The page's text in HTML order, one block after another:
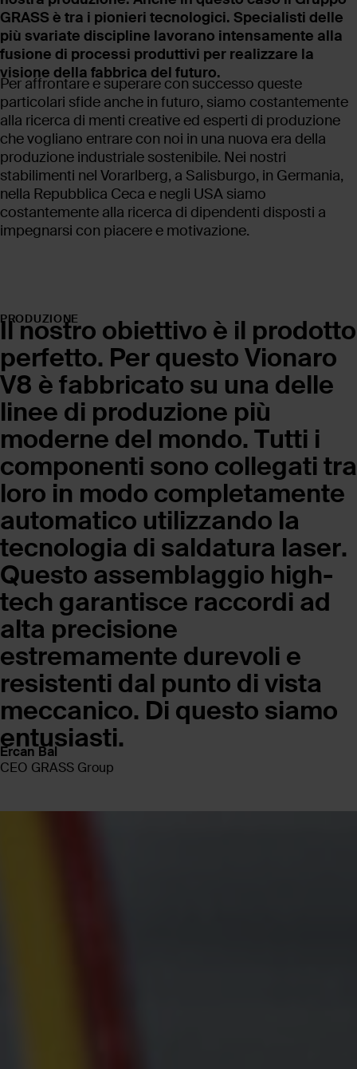
GRASS è tra i pionieri tecnologici. Specialisti delle
più svariate discipline lavorano intensamente alla
fusione di processi produttivi per realizzare la
visione della fabbrica del futuro.
Per affrontare e superare con successo queste
particolari sfide anche in futuro, siamo costantemente
alla ricerca di menti creative ed esperti di produzione
che vogliano entrare con noi in una nuova era della
produzione industriale sostenibile. Nei nostri
stabilimenti nel Vorarlberg, a Salisburgo, in Germania,
nella Repubblica Ceca e negli USA siamo
costantemente alla ricerca di dipendenti disposti a
impegnarsi con piacere e motivazione.
PRODUZIONE
Il nostro obiettivo è il prodotto
perfetto. Per questo Vionaro
V8 è fabbricato su una delle
linee di produzione più
moderne del mondo. Tutti i
componenti sono collegati tra
loro in modo completamente
automatico utilizzando la
tecnologia di saldatura laser.
Questo assemblaggio high-
tech garantisce raccordi ad
alta precisione
estremamente durevoli e
resistenti dal punto di vista
meccanico. Di questo siamo
entusiasti.
Ercan Bal
CEO GRASS Group